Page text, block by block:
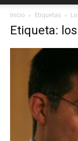
Inicio Etiquetas
Etiqueta: